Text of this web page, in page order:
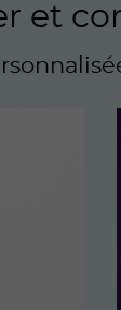
et